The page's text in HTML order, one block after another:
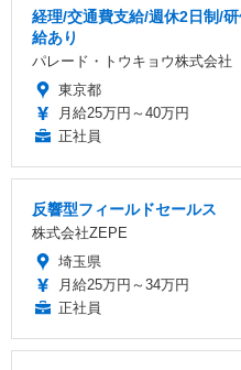
経理/交通費支給/週休2日制/
給あり
パレード・トウキョウ株式会社
東京都
月給25万円～40万円
正社員
反響型フィールドセールス
株式会社ZEPE
埼玉県
月給25万円～34万円
正社員